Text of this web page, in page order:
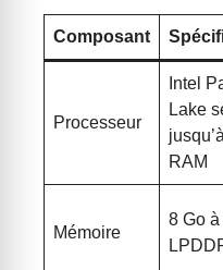
Composant
Processeur
Intel
Lake
RAM
Mémoire
8 Go